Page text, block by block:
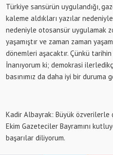
Türkiye sansürün uygulandığı,
kaleme aldıkları yazılar
nedeniyle otosansür uygulamak
yaşamıştır ve zaman zaman
dönemleri aşacaktır. Çünkü tarihin
İnanıyorum ki; demokrasi
basınımız da daha iyi bir duruma
Kadir Albayrak: Büyük özverilerle
Ekim Gazeteciler Bayramını
başarılar diliyorum.